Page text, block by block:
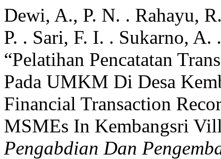
Dewi, A., P. N. . Rahayu,
P. . Sari, F. I. . Sukarno,
“Pelatihan Pencatatan
Pada UMKM Di Desa
Financial Transaction
MSMEs In Kembangsri
Pengabdian Dan